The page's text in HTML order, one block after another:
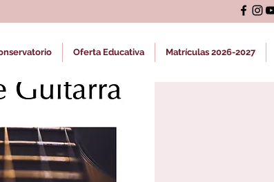
Oferta Educativa Matrículas 2026-2027